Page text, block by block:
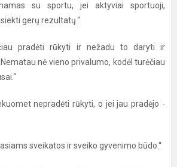
su sportu, jei aktyviai sportuoji,
gerų rezultatų.“
pradėti rūkyti ir nežadu to daryti ir
nė vieno privalumo, kodėl turėčiau
nepradėti rūkyti, o jei jau pradėjo -
sveikatos ir sveiko gyvenimo būdo.“